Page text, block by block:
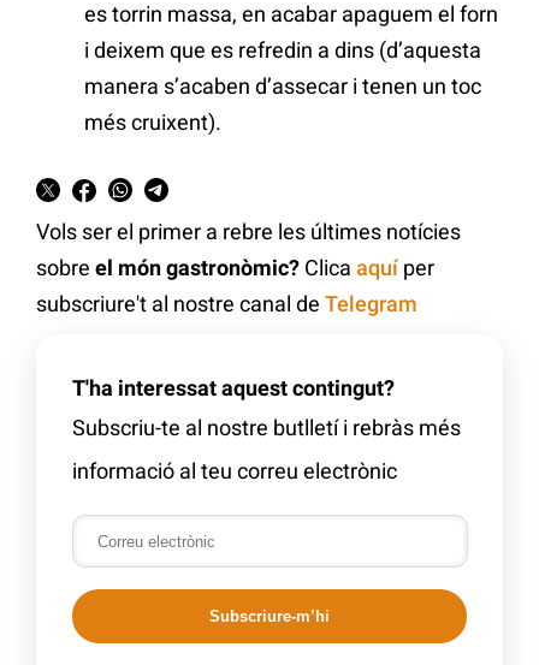
es torrin massa, en acabar apaguem el forn
i deixem que es refredin a dins (d’aquesta
manera s’acaben d’assecar i tenen un toc
més cruixent).
Vols ser el primer a rebre les últimes notícies
sobre el món gastronòmic? Clica aquíper
subscriure't al nostre canal de Telegram
T'ha interessat aquest contingut?
Subscriu-te al nostre butlletí i rebràs més
informació al teu correu electrònic
Subscriure-m’hi